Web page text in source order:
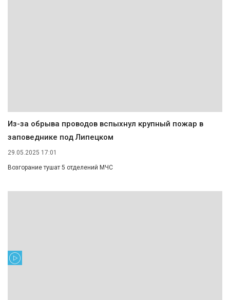
Из-за обрыва проводов вспыхнул крупный пожар в
заповеднике под Липецком
29.05.2025 17:01
Возгорание тушат 5 отделений МЧС